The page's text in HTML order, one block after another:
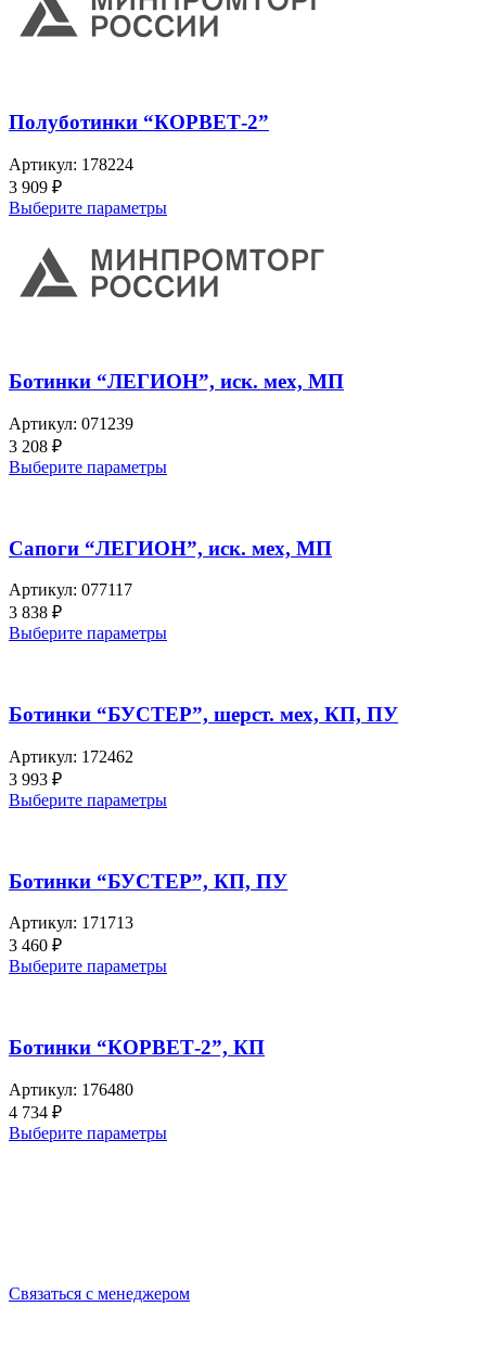
Полуботинки “КОРВЕТ-2”
Артикул: 178224
3 909 ₽
Выберите параметры
Ботинки “ЛЕГИОН”, иск. мех, МП
Артикул: 071239
3 208 ₽
Выберите параметры
Сапоги “ЛЕГИОН”, иск. мех, МП
Артикул: 077117
3 838 ₽
Выберите параметры
Ботинки “БУСТЕР”, шерст. мех, КП, ПУ
Артикул: 172462
3 993 ₽
Выберите параметры
Ботинки “БУСТЕР”, КП, ПУ
Артикул: 171713
3 460 ₽
Выберите параметры
Ботинки “КОРВЕТ-2”, КП
Артикул: 176480
4 734 ₽
Выберите параметры
Связаться с менеджером